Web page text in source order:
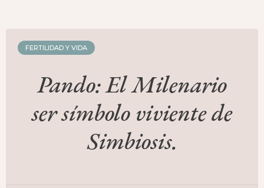
FERTILIDAD Y VIDA
Pando: El Milenario
ser símbolo viviente de
Simbiosis.